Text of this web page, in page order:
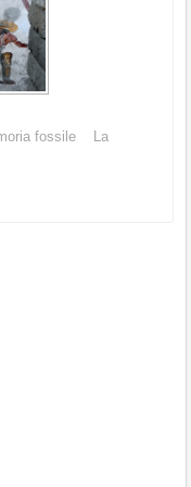
fossile La